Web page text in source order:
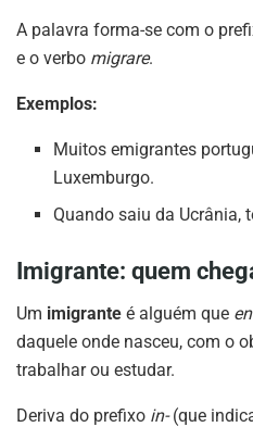
A palavra forma-se com o
e o verbo migrare.
Exemplos:
Muitos emigrantes
Luxemburgo.
Quando saiu da Ucrânia,
Imigrante: quem
Um imigrante é alguém que
daquele onde nasceu, com o
trabalhar ou estudar.
Deriva do prefixo in-(que